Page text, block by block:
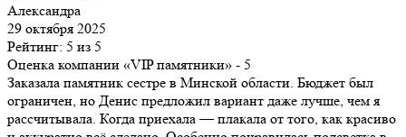
Александра
29 октября 2025
Рейтинг: 5 из 5
Оценка компании «VIP памятники» - 5
Заказала памятник сестре в Минской области. Бюджет был
ограничен, но Денис предложил вариант даже лучше, чем я
рассчитывала. Когда приехала — плакала от того, как красиво